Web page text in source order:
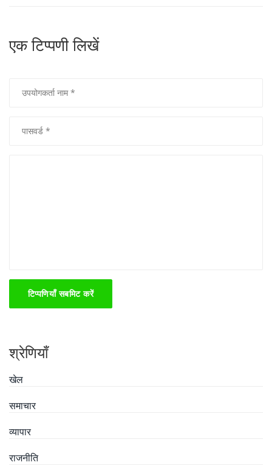
एक टिप्पणी लिखें
टिप्पणियाँ सबमिट करें
श्रेणियाँ
खेल
समाचार
व्यापार
राजनीति